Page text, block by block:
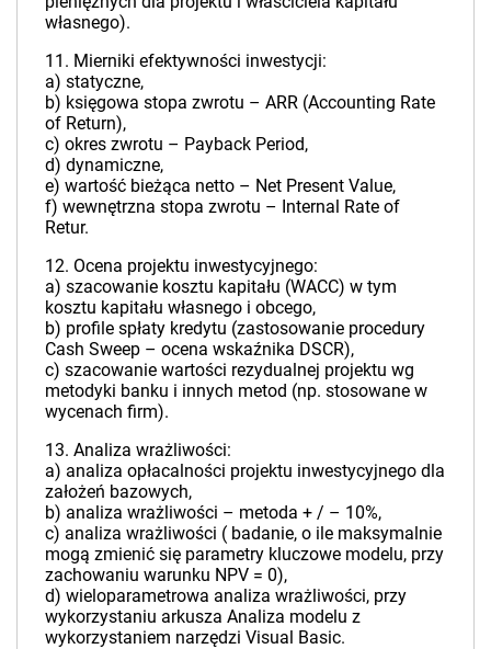
własnego).
11. Mierniki efektywności inwestycji:
a) statyczne,
b) księgowa stopa zwrotu – ARR (Accounting Rate
of Return),
c) okres zwrotu – Payback Period,
d) dynamiczne,
e) wartość bieżąca netto – Net Present Value,
f) wewnętrzna stopa zwrotu – Internal Rate of
Retur.
12. Ocena projektu inwestycyjnego:
a) szacowanie kosztu kapitału (WACC) w tym
kosztu kapitału własnego i obcego,
b) profile spłaty kredytu (zastosowanie procedury
Cash Sweep – ocena wskaźnika DSCR),
c) szacowanie wartości rezydualnej projektu wg
metodyki banku i innych metod (np. stosowane w
wycenach firm).
13. Analiza wrażliwości:
a) analiza opłacalności projektu inwestycyjnego dla
założeń bazowych,
b) analiza wrażliwości – metoda + / – 10%,
c) analiza wrażliwości ( badanie, o ile maksymalnie
mogą zmienić się parametry kluczowe modelu, przy
zachowaniu warunku NPV = 0),
d) wieloparametrowa analiza wrażliwości, przy
wykorzystaniu arkusza Analiza modelu z
wykorzystaniem narzędzi Visual Basic.